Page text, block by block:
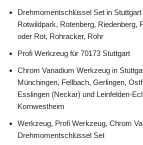
Drehmomentschlüssel Set in
Rotwildpark, Rotenberg, Riedenberg,
oder Rot, Rohracker, Rohr
Profi Werkzeug für 70173 Stuttgart
Chrom Vanadium Werkzeug in
Münchingen, Fellbach, Gerlingen,
Esslingen (Neckar) und Leinfelden-
Kornwestheim
Werkzeug, Profi Werkzeug, Chrom
Drehmomentschlüssel Set